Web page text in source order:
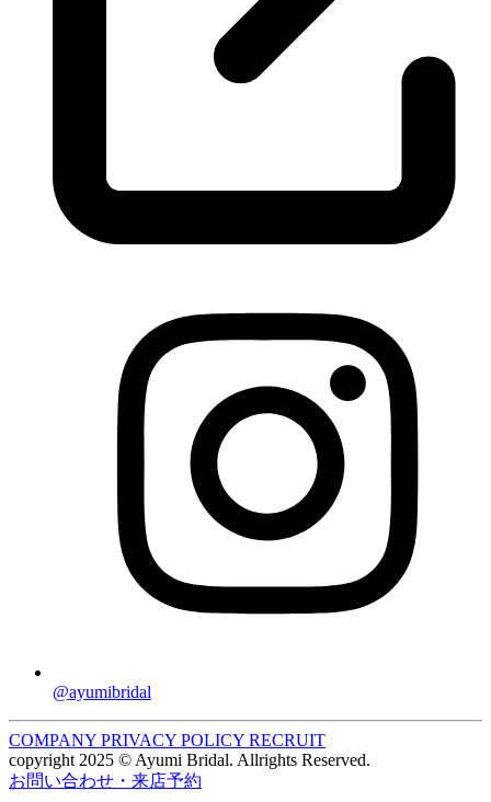
@ayumibridal
COMPANY PRIVACY POLICY RECRUIT
copyright 2025 © Ayumi Bridal. Allrights Reserved.
お問い合わせ・来店予約